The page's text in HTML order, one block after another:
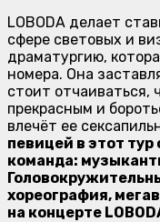
LOBODA делает
сфере световых и
драматургию,
номера. Она
стоит отчаиваться,
прекрасным и
влечёт ее
певицей в этот
команда:
хореография,
на концерте